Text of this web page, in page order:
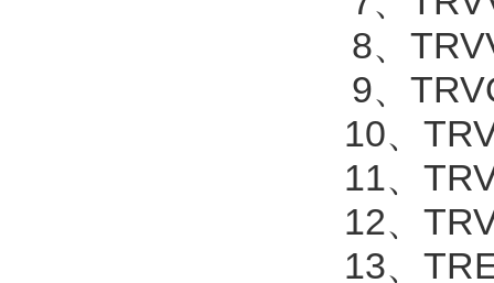
8、
9、
10、
11、
12、
13、